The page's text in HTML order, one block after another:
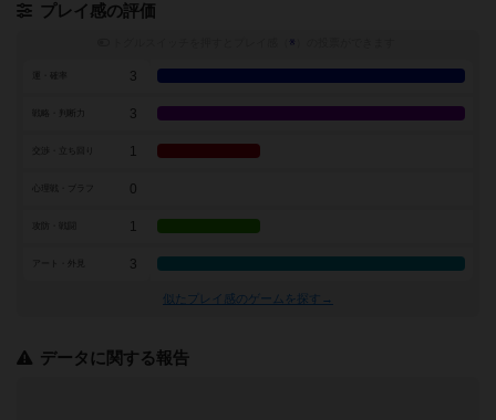
プレイ感の評価
※
3
3
交渉・立ち回り 1
0
1
アート・外見 3
似たプレイ感のゲームを探す→
データに関する報告